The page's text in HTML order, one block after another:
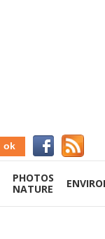
PHOTOS
NATURE